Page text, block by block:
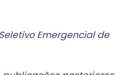
Emergencial de